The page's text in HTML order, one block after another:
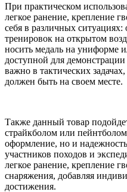
При практическом
легкое ранение, крепление
себя в различных
тренировок на открытом
носить медаль на униформе
доступной для
важно в тактических
должен быть на своем месте.
Также данный товар
страйкболом или
оформление, но и
участников походов и
легкое ранение, крепление
снаряжения, добавляя
достижения.